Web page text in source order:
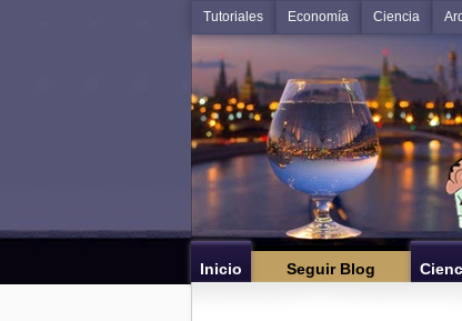
Tutoriales Economía Ciencia
Inicio Seguir Blog